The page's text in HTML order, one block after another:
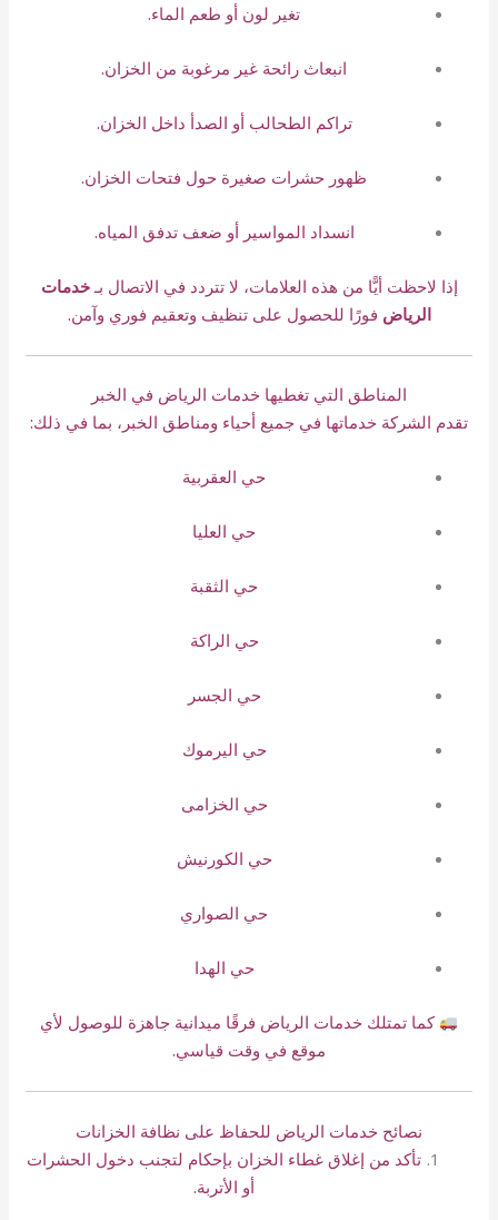
تغير لون أو طعم الماء.
انبعاث رائحة غير مرغوبة من الخزان.
تراكم الطحالب أو الصدأ داخل الخزان.
ظهور حشرات صغيرة حول فتحات الخزان.
انسداد المواسير أو ضعف تدفق المياه.
إذا لاحظت أيًّا من هذه العلامات، لا تتردد في الاتصال بـخدمات
الرياض فورًا للحصول على تنظيف وتعقيم فوري وآمن.
المناطق التي تغطيها خدمات الرياض في الخبر
تقدم الشركة خدماتها في جميع أحياء ومناطق الخبر، بما في ذلك:
حي العقربية
حي العليا
حي الثقبة
حي الراكة
حي الجسر
حي اليرموك
حي الخزامى
حي الكورنيش
حي الصواري
حي الهدا
كما تمتلك خدمات الرياض فرقًا ميدانية جاهزة للوصول لأي
موقع في وقت قياسي.
نصائح خدمات الرياض للحفاظ على نظافة الخزانات
تأكد من إغلاق غطاء الخزان بإحكام لتجنب دخول الحشرات
أو الأتربة.